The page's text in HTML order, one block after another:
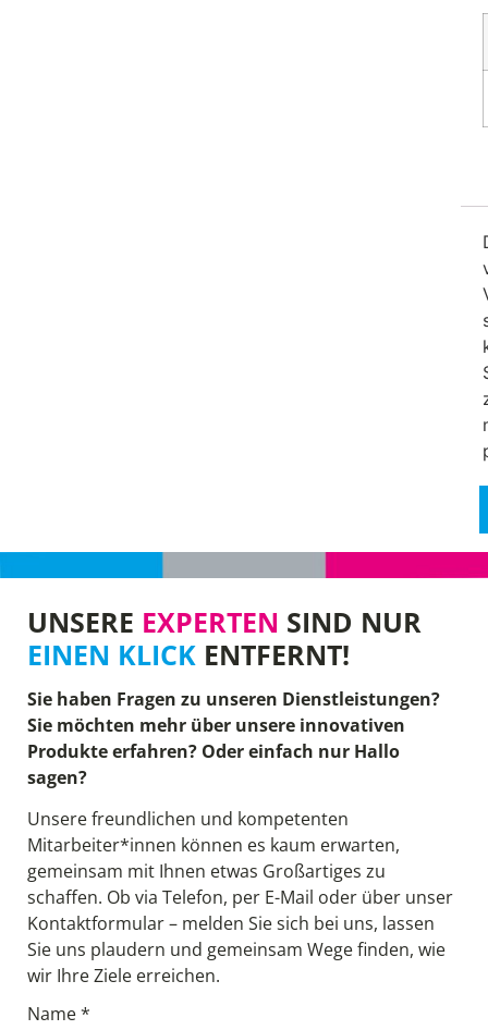
UNSERE EXPERTEN SIND NUR
EINEN KLICK ENTFERNT!
Sie haben Fragen zu unseren Dienstleistungen?
Sie möchten mehr über unsere innovativen
Produkte erfahren? Oder einfach nur Hallo
sagen?
Unsere freundlichen und kompetenten
Mitarbeiter*innen können es kaum erwarten,
gemeinsam mit Ihnen etwas Großartiges zu
schaffen. Ob via Telefon, per E-Mail oder über unser
Kontaktformular – melden Sie sich bei uns, lassen
Sie uns plaudern und gemeinsam Wege finden, wie
wir Ihre Ziele erreichen.
Name *